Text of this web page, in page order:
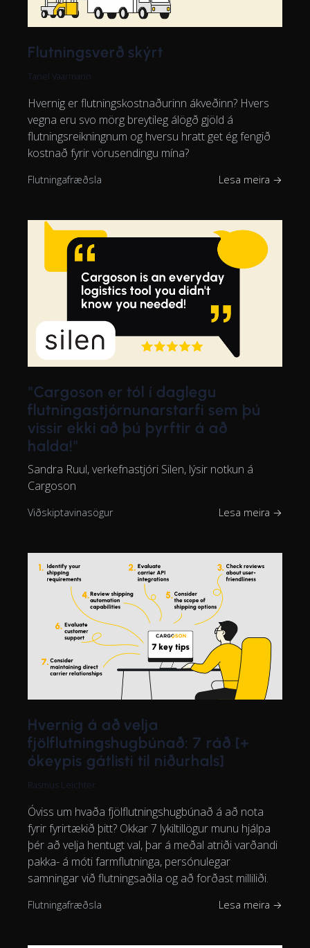
Flutningsverð skýrt
Tanel Vaarmann
Hvernig er flutningskostnaðurinn ákveðinn? Hvers
vegna eru svo mörg breytileg álögð gjöld á
flutningsreikningnum og hversu hratt get ég fengið
kostnað fyrir vörusendingu mína?
Flutningafræðsla Lesa meira →
"Cargoson er tól í daglegu
flutningastjórnunarstarfi sem þú
vissir ekki að þú þyrftir á að
halda!"
Sandra Ruul, verkefnastjóri Silen, lýsir notkun á
Cargoson
Viðskiptavinasögur Lesa meira →
Hvernig á að velja
fjölflutningshugbúnað: 7 ráð [+
ókeypis gátlisti til niðurhals]
Rasmus Leichter
Óviss um hvaða fjölflutningshugbúnað á að nota
fyrir fyrirtækið þitt? Okkar 7 lykiltillögur munu hjálpa
þér að velja hentugt val, þar á meðal atriði varðandi
pakka- á móti farmflutninga, persónulegar
samningar við flutningsaðila og að forðast milliliði.
Flutningafræðsla Lesa meira →